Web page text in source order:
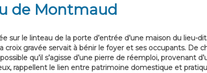
de Montmaud
sur le linteau de la porte d’entrée d’une maison du lieu-
croix gravée servait à bénir le foyer et ses occupants. De
qu’il s’agisse d’une pierre de réemploi, provenant
rappellent le lien entre patrimoine domestique et